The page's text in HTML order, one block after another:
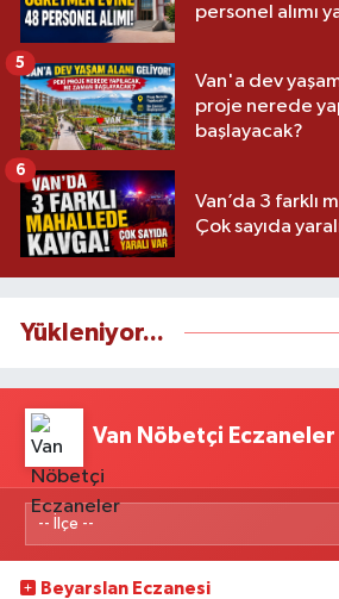
personel alımı
Van'a dev
proje nerede
başlayacak?
5
Van’da 3 farklı
Çok sayıda
6
Yükleniyor...
Van Nöbetçi Eczaneler
Beyarslan Eczanesi